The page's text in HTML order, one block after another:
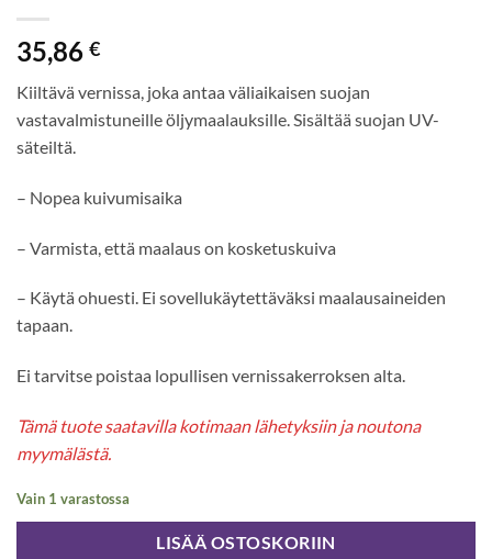
35,86 €
Kiiltävä vernissa, joka antaa väliaikaisen suojan
vastavalmistuneille öljymaalauksille. Sisältää suojan UV-
säteiltä.
– Nopea kuivumisaika
– Varmista, että maalaus on kosketuskuiva
– Käytä ohuesti. Ei sovellukäytettäväksi maalausaineiden
tapaan.
Ei tarvitse poistaa lopullisen vernissakerroksen alta.
Tämä tuote saatavilla kotimaan lähetyksiin ja noutona
myymälästä.
Vain 1 varastossa
LISÄÄ OSTOSKORIIN